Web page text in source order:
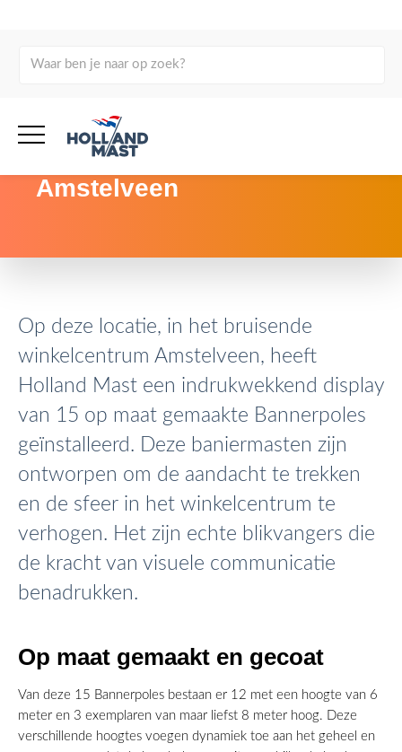
Bannerpoles
Winkelcentrum Stadshart
Amstelveen
Op deze locatie, in het bruisende
winkelcentrum Amstelveen, heeft
Holland Mast een indrukwekkend display
van 15 op maat gemaakte Bannerpoles
geïnstalleerd. Deze baniermasten zijn
ontworpen om de aandacht te trekken
en de sfeer in het winkelcentrum te
verhogen. Het zijn echte blikvangers die
de kracht van visuele communicatie
benadrukken.
Op maat gemaakt en gecoat
Van deze 15 Bannerpoles bestaan er 12 met een hoogte van 6
meter en 3 exemplaren van maar liefst 8 meter hoog. Deze
verschillende hoogtes voegen dynamiek toe aan het geheel en